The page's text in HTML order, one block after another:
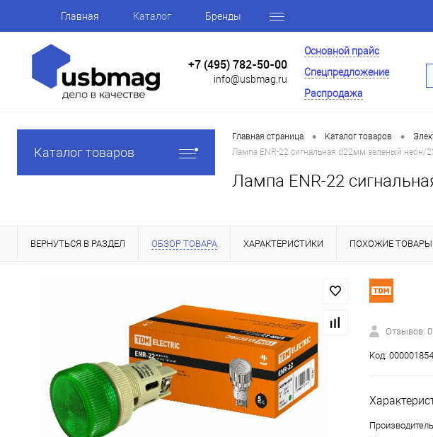
Главная Каталог Бренды
+7 (495) 782-50-00
info@usbmag.ru
Основной прайс
Спецпредложение
Распродажа
Каталог товаров
Главная страница • Каталог товаров •
Лампа ENR-22 сигнальная d22мм зеленый неон/
Лампа ENR-22
ВЕРНУТЬСЯ В РАЗДЕЛ ОБЗОР ТОВАРА ХАРАКТЕРИСТИКИ ПОХОЖИЕ ТОВАРЫ
Отзывов: 0
Код:
Производитель